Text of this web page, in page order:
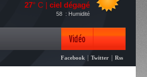
27° C | ciel dégagé
: Humidité
58
Vidéo
Photo
Facebook Twitter Rss